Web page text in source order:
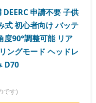
申請不要 子供
式 初心者向け バッテ
度90°調整可能 リア
ングモード ヘッドレ
D70
です)